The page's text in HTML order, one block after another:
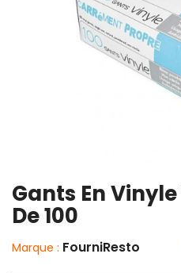
Gants En
De 100
Marque : FourniResto